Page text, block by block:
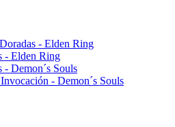
- Elden Ring
- Elden Ring
Demon´s Souls
- Demon´s Souls